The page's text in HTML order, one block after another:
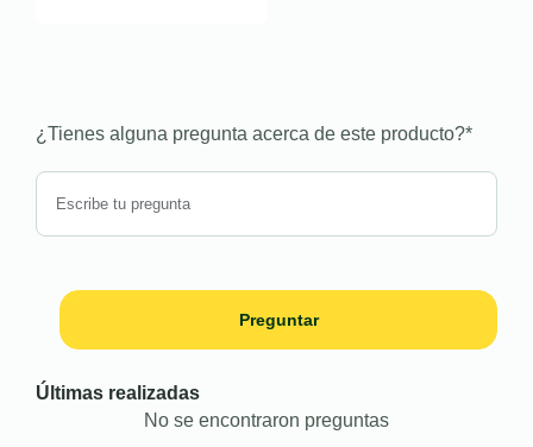
¿Tienes alguna pregunta acerca de este producto?*
Preguntar
Últimas realizadas
No se encontraron preguntas